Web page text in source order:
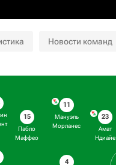
Новости команд
15
Пабло
Маффео
11
Мануэль
Морланес
4
23
Амат
Ндиайе